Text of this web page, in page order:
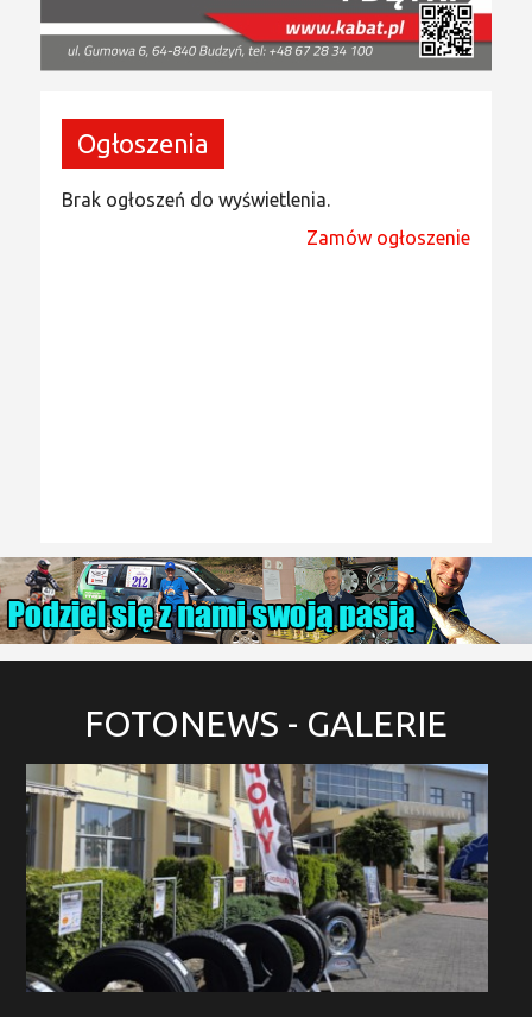
Ogłoszenia
Brak ogłoszeń do wyświetlenia.
Zamów ogłoszenie
FOTONEWS - GALERIE